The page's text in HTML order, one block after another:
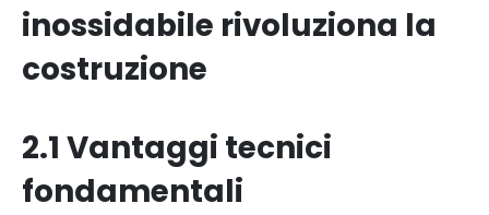
inossidabile rivoluziona la
costruzione
2.1 Vantaggi tecnici
fondamentali